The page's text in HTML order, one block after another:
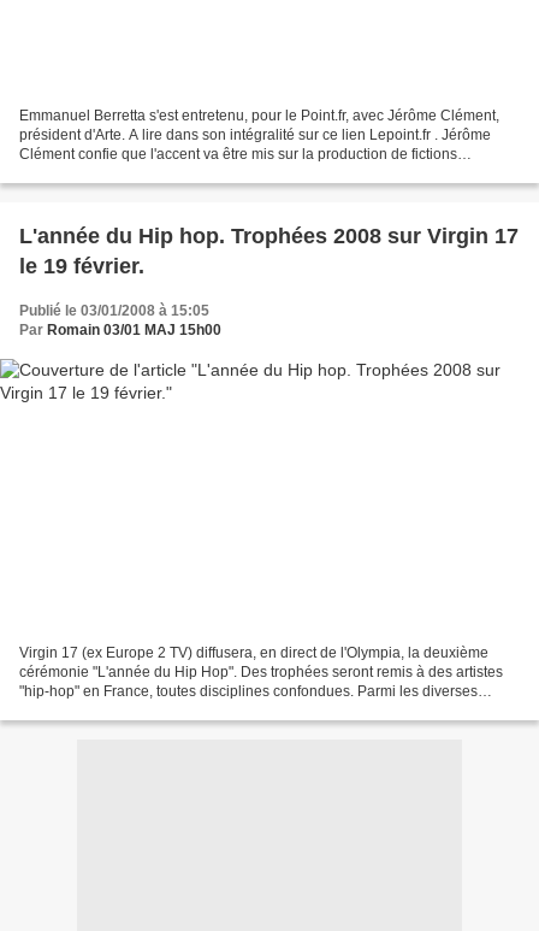
Emmanuel Berretta s'est entretenu, pour le Point.fr, avec Jérôme Clément,
président d'Arte. A lire dans son intégralité sur ce lien Lepoint.fr . Jérôme
Clément confie que l'accent va être mis sur la production de fictions
L'année du Hip hop. Trophées 2008 sur Virgin 17
le 19 février.
Publié le 03/01/2008 à 15:05
Par Romain 03/01 MAJ 15h00
Virgin 17 (ex Europe 2 TV) diffusera, en direct de l'Olympia, la deuxième
cérémonie "L'année du Hip Hop". Des trophées seront remis à des artistes
"hip-hop" en France, toutes disciplines confondues. Parmi les diverses